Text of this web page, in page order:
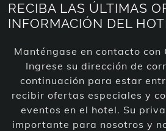
RECIBA LAS ÚLTIMAS
INFORMACIÓN DEL
Manténgase en contacto con
Ingrese su dirección de
continuación para estar
recibir ofertas especiales y
eventos en el hotel. Su
importante para nosotros y